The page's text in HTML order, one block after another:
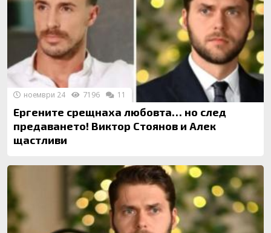
Ергените срещнаха любовта… но след
предаването! Виктор Стоянов и Алек
щастливи
ноември 24 7196 11